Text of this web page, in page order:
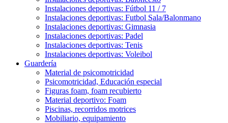
Instalaciones deportivas: Fútbol 11 / 7
Instalaciones deportivas: Futbol Sala/Balonmano
Instalaciones deportivas: Gimnasia
Instalaciones deportivas: Padel
Instalaciones deportivas: Tenis
Instalaciones deportivas: Voleibol
Guardería
Material de psicomotricidad
Psicomotricidad, Educación especial
Figuras foam, foam recubierto
Material deportivo: Foam
Piscinas, recorridos motrices
Mobiliario, equipamiento